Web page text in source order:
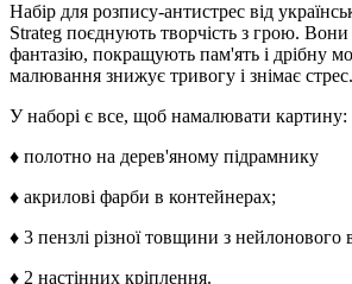
Набір для розпису-антистрес від
Strateg поєднують творчість з грою.
фантазію, покращують пам'ять і дрібну
малювання знижує тривогу і знімає стрес.
У наборі є все, щоб намалювати картину:
♦ полотно на дерев'яному підрамнику
♦ акрилові фарби в контейнерах;
♦ 3 пензлі різної товщини з нейлонового
♦ 2 настінних кріплення.